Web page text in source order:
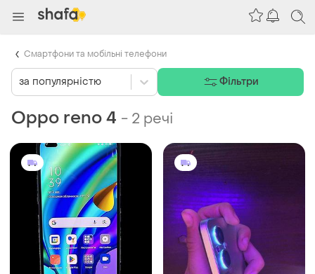
Oppo reno 4 - 2 речі
за популярністю Фільтри
Смартфони та мобільні телефони